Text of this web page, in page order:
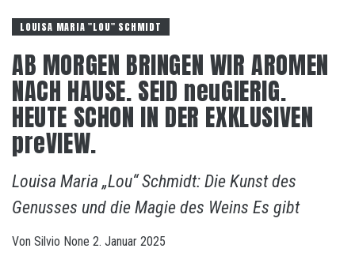
LOUISA MARIA "LOU" SCHMIDT
AB MORGEN BRINGEN WIR AROMEN
NACH HAUSE. SEID neuGIERIG.
HEUTE SCHON IN DER EXKLUSIVEN
preVIEW.
Louisa Maria „Lou“ Schmidt: Die Kunst des
Genusses und die Magie des Weins Es gibt
Von Silvio None 2. Januar 2025